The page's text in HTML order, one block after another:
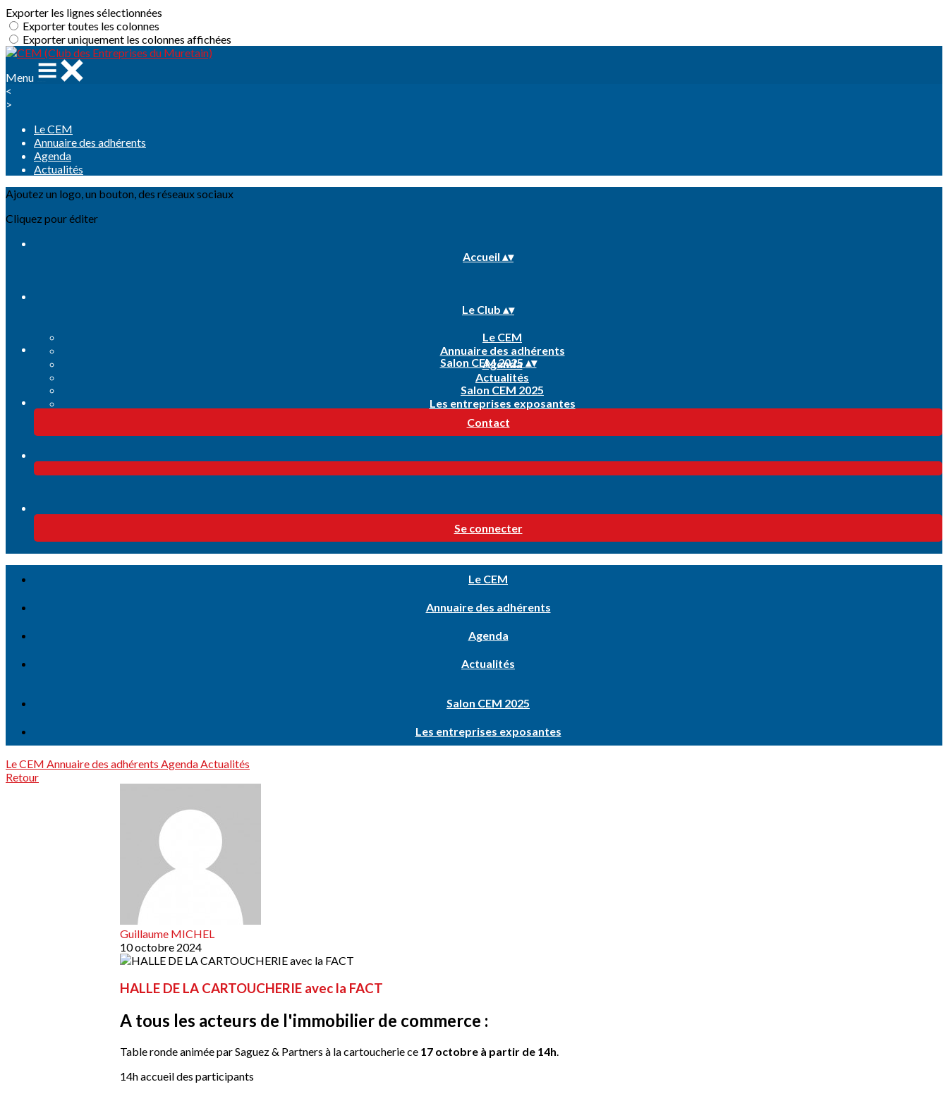
Exporter les lignes sélectionnées
Exporter toutes les colonnes
Exporter uniquement les colonnes affichées
Menu
<
>
Le CEM
Annuaire des adhérents
Agenda
Actualités
Ajoutez un logo, un bouton, des réseaux sociaux
Cliquez pour éditer
Accueil ▴▾
Le Club ▴▾
Le CEM
Annuaire des adhérents
Agenda
Actualités
Salon CEM 2025 ▴▾
Salon CEM 2025
Les entreprises exposantes
Contact
Se connecter
Le CEM
Annuaire des adhérents
Agenda
Actualités
Salon CEM 2025
Les entreprises exposantes
Le CEM Annuaire des adhérents AgendaActualités
Retour
Guillaume MICHEL
10 octobre 2024
HALLE DE LA CARTOUCHERIE avec la FACT
A tous les acteurs de l'immobilier de commerce :
Table ronde animée par Saguez & Partners à la cartoucherie ce 17 octobre à partir de 14h
14h accueil des participants